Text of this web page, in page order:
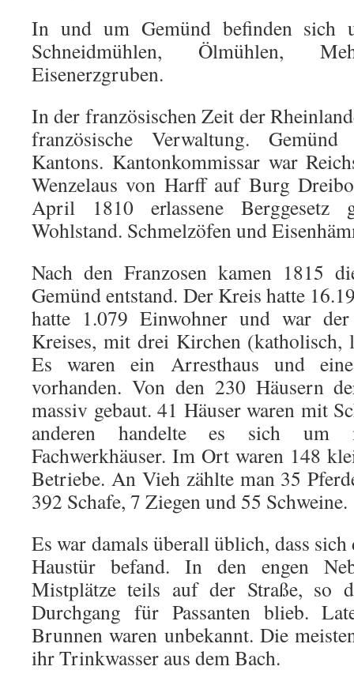
In und um Gemünd befinden sich
Schneidmühlen, Ölmühlen,
Eisenerzgruben.
In der französischen Zeit der
französische Verwaltung.
Kantons. Kantonkommissar war
Wenzelaus von Harff auf Burg
April 1810 erlassene Berggesetz
Wohlstand. Schmelzöfen und
Nach den Franzosen kamen 1815
Gemünd entstand. Der Kreis hatte
hatte 1.079 Einwohner und war
Kreises, mit drei Kirchen (katholisch,
Es waren ein Arresthaus und eine
vorhanden. Von den 230 Häusern
massiv gebaut. 41 Häuser waren mit
anderen handelte es sich um
Fachwerkhäuser. Im Ort waren 148
Betriebe. An Vieh zählte man 35
392 Schafe, 7 Ziegen und 55 Schweine.
Es war damals überall üblich, dass
Haustür befand. In den engen
Mistplätze teils auf der Straße, so
Durchgang für Passanten blieb.
Brunnen waren unbekannt. Die
ihr Trinkwasser aus dem Bach.